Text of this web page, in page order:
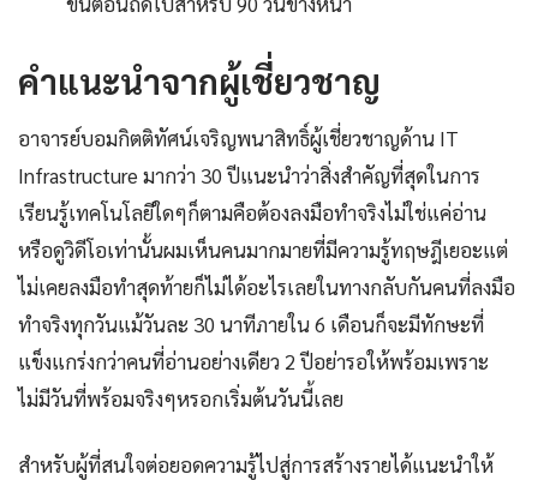
คำแนะนำจากผู้เชี่ยวชาญ
อาจารย์บอมกิตติทัศน์เจริญพนาสิทธิ์ผู้เชี่ยวชาญด้าน IT
Infrastructure มากว่า 30 ปีแนะนำว่าสิ่งสำคัญที่สุดในการ
เรียนรู้เทคโนโลยีใดๆก็ตามคือต้องลงมือทำจริงไม่ใช่แค่อ่าน
หรือดูวิดีโอเท่านั้นผมเห็นคนมากมายที่มีความรู้ทฤษฎีเยอะแต่
ไม่เคยลงมือทำสุดท้ายก็ไม่ได้อะไรเลยในทางกลับกันคนที่ลงมือ
ทำจริงทุกวันแม้วันละ 30 นาทีภายใน 6 เดือนก็จะมีทักษะที่
แข็งแกร่งกว่าคนที่อ่านอย่างเดียว 2 ปีอย่ารอให้พร้อมเพราะ
ไม่มีวันที่พร้อมจริงๆหรอกเริ่มต้นวันนี้เลย
สำหรับผู้ที่สนใจต่อยอดความรู้ไปสู่การสร้างรายได้แนะนำให้